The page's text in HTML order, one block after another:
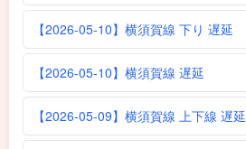
【2026-05-10】横須賀線 下り 遅延
【2026-05-10】横須賀線 遅延
【2026-05-09】横須賀線 上下線 遅延